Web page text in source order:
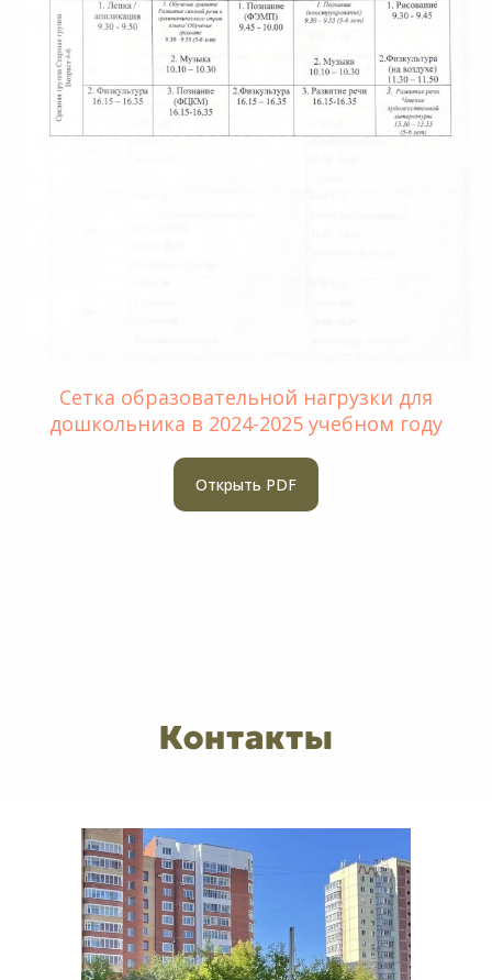
Сетка образовательной нагрузки для
дошкольника в 2024-2025 учебном году
Открыть PDF
Контакты